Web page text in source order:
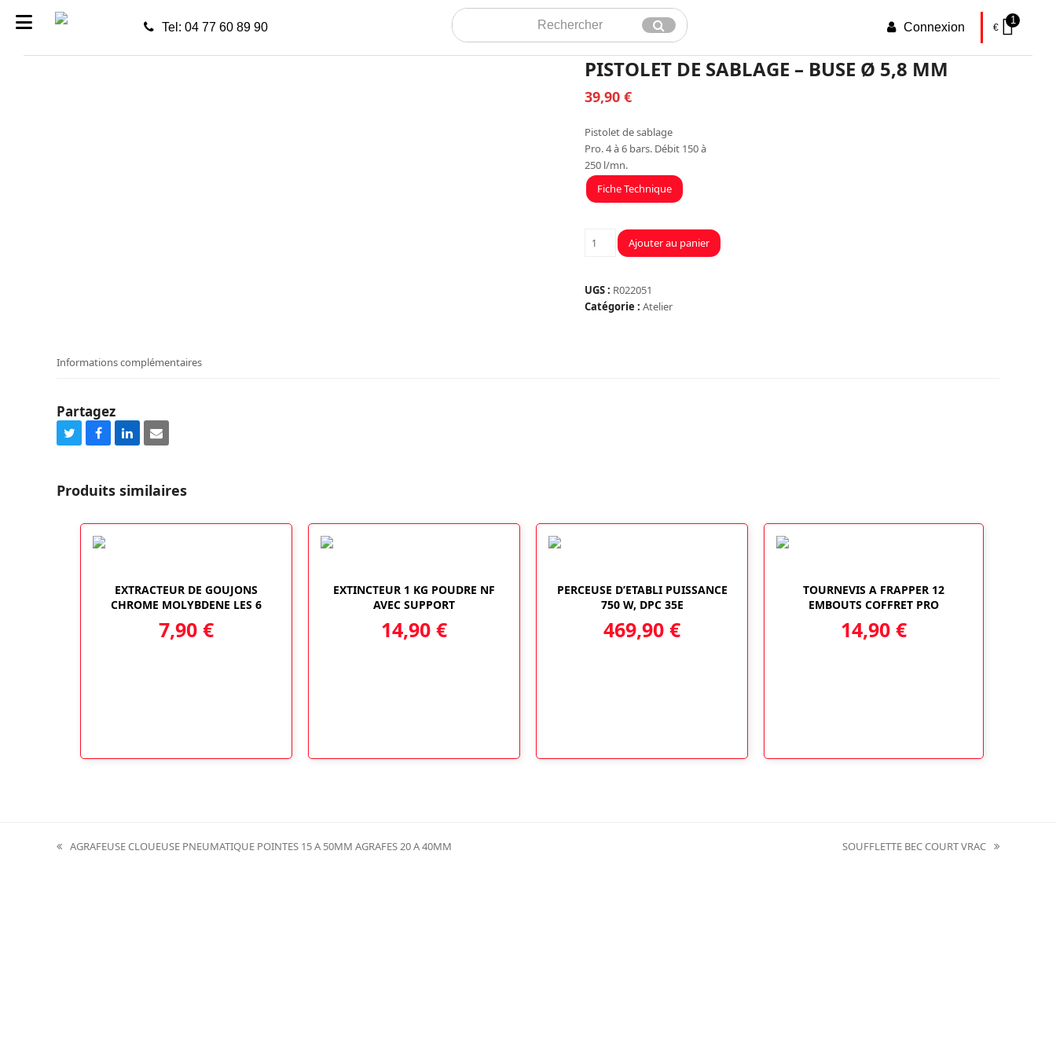
Tel: 04 77 60 89 90
Rechercher
Envoyer Connexion €
1
PISTOLET DE SABLAGE – BUSE Ø 5,8 MM
39,90 €
Pistolet de sablage
Pro. 4 à 6 bars. Débit 150 à
250 l/mn.
Fiche Technique
quantité
DE
SABLAGE
Ajouter au panier
UGS : R022051
Catégorie : Atelier
Informations complémentaires
Partagez
Share
Twitter
Share
Facebook
Share
LinkedIn
Share
Email
Produits similaires
EXTRACTEUR DE GOUJONS
CHROME MOLYBDENE LES 6
7,90 €
EXTINCTEUR 1 KG POUDRE NF
AVEC SUPPORT
14,90 €
PERCEUSE D’ETABLI PUISSANCE
750 W, DPC 35E
469,90 €
TOURNEVIS A FRAPPER 12
EMBOUTS COFFRET PRO
14,90 €
previous
AGRAFEUSE CLOUEUSE PNEUMATIQUE POINTES 15 A 50MM AGRAFES 20 A 40MM
next
SOUFFLETTE BEC COURT VRAC